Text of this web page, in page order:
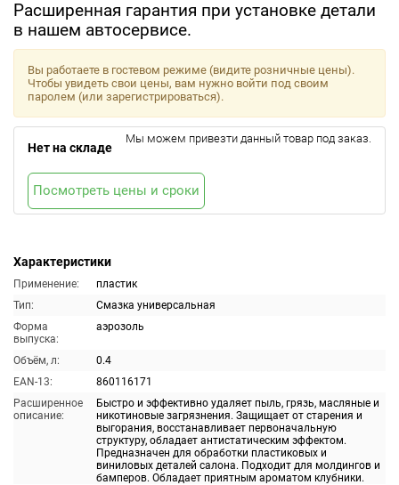
Расширенная гарантия при установке детали
в нашем автосервисе.
Характеристики
Применение:
пластик
Тип:
Смазка универсальная
Форма
выпуска:
аэрозоль
Объём, л:
0.4
EAN-13:
860116171
Расширенное
описание:
Быстро и эффективно удаляет пыль, грязь, масляные и
никотиновые загрязнения. Защищает от старения и
выгорания, восстанавливает первоначальную
структуру, обладает антистатическим эффектом.
Предназначен для обработки пластиковых и
виниловых деталей салона. Подходит для молдингов и
бамперов. Обладает приятным ароматом клубники.
Вы работаете в гостевом режиме (видите розничные цены).
Чтобы увидеть свои цены, вам нужно войти под своим
паролем (или зарегистрироваться).
Нет на складе
Мы можем привезти данный товар под заказ.
Посмотреть цены и сроки